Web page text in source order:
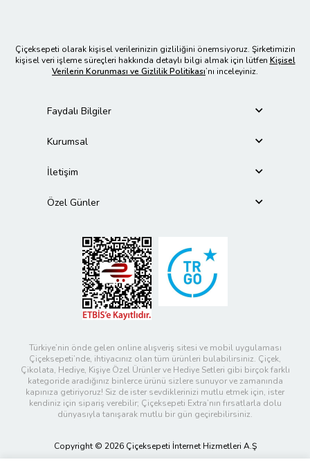
Çiçeksepeti olarak kişisel verilerinizin gizliliğini önemsiyoruz. Şirketimizin
kişisel veri işleme süreçleri hakkında detaylı bilgi almak için lütfen Kişisel
Verilerin Korunması ve Gizlilik Politikası’nı inceleyiniz.
Faydalı Bilgiler
Kurumsal
İletişim
Özel Günler
Türkiye’nin önde gelen online alışveriş sitesi ve mobil uygulaması
Çiçeksepeti’nde, ihtiyacınız olan tüm ürünleri bulabilirsiniz. Çiçek,
Çikolata, Hediye, Kişiye Özel Ürünler ve Hediye Setleri gibi birçok farklı
kategoride aradığınız binlerce ürünü sizlere sunuyor ve zamanında
kapınıza getiriyoruz! Siz de ister sevdiklerinizi mutlu etmek için, ister
kendiniz için sipariş verebilir; Çiçeksepeti Extra’nın fırsatlarla dolu
dünyasıyla tanışarak mutlu bir gün geçirebilirsiniz.
Copyright © 2026 Çiçeksepeti İnternet Hizmetleri A.Ş